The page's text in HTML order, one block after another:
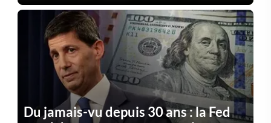
Du jamais-vu depuis 30 ans : la Fed